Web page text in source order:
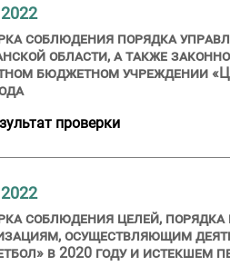
соблюдения порядка
области, а также
бюджетном учреждении
проверки
соблюдения целей,
осуществляющим
в 2020 году и истекшем